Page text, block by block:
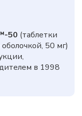
50 (таблетки
50 мг)
в 1998